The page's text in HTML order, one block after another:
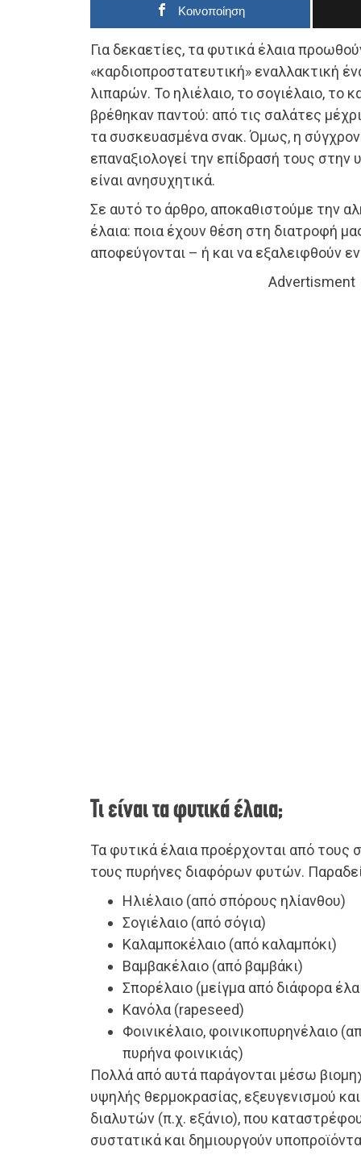
Κοινοποίηση
Για δεκαετίες, τα φυτικά έλαια
«καρδιοπροστατευτική» εναλλακτική
λιπαρών. Το ηλιέλαιο, το σογιέλαιο, το
βρέθηκαν παντού: από τις σαλάτες
τα συσκευασμένα σνακ. Όμως, η
επαναξιολογεί την επίδρασή τους στην
είναι ανησυχητικά.
Σε αυτό το άρθρο, αποκαθιστούμε την
έλαια: ποια έχουν θέση στη διατροφή
αποφεύγονται – ή και να εξαλειφθούν
Advertisment
Τι είναι τα φυτικά έλαια;
Τα φυτικά έλαια προέρχονται από τους
τους πυρήνες διαφόρων φυτών.
Ηλιέλαιο (από σπόρους ηλίανθου)
Σογιέλαιο (από σόγια)
Καλαμποκέλαιο (από καλαμπόκι)
Βαμβακέλαιο (από βαμβάκι)
Σπορέλαιο (μείγμα από διάφορα
Κανόλα (rapeseed)
Φοινικέλαιο, φοινικοπυρηνέλαιο
πυρήνα φοινικιάς)
Πολλά από αυτά παράγονται μέσω
υψηλής θερμοκρασίας, εξευγενισμού
διαλυτών (π.χ. εξάνιο), που
συστατικά και δημιουργούν